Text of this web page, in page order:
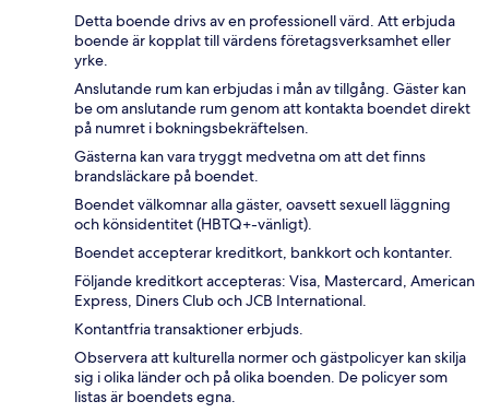
Detta boende drivs av en professionell värd. Att erbjuda
boende är kopplat till värdens företagsverksamhet eller
yrke.
Anslutande rum kan erbjudas i mån av tillgång. Gäster kan
be om anslutande rum genom att kontakta boendet direkt
på numret i bokningsbekräftelsen.
Gästerna kan vara tryggt medvetna om att det finns
brandsläckare på boendet.
Boendet välkomnar alla gäster, oavsett sexuell läggning
och könsidentitet (HBTQ+-vänligt).
Boendet accepterar kreditkort, bankkort och kontanter.
Följande kreditkort accepteras: Visa, Mastercard, American
Express, Diners Club och JCB International.
Kontantfria transaktioner erbjuds.
Observera att kulturella normer och gästpolicyer kan skilja
sig i olika länder och på olika boenden. De policyer som
listas är boendets egna.